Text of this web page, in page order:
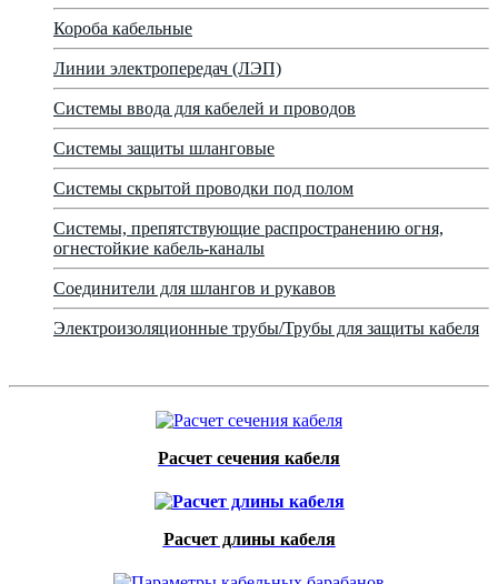
Короба кабельные
Линии электропередач (ЛЭП)
Системы ввода для кабелей и проводов
Системы защиты шланговые
Системы скрытой проводки под полом
Системы, препятствующие распространению огня,
огнестойкие кабель-каналы
Соединители для шлангов и рукавов
Электроизоляционные трубы/Трубы для защиты кабеля
Расчет сечения кабеля
Расчет длины кабеля